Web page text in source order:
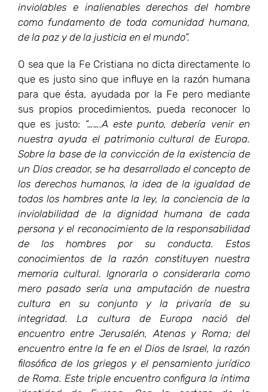
inviolables e inalienables derechos del hombre
como fundamento de toda comunidad humana,
de la paz y de la justicia en el mundo”.
O sea que la Fe Cristiana no dicta directamente lo
que es justo sino que influye en la razón humana
para que ésta, ayudada por la Fe pero mediante
sus propios procedimientos, pueda reconocer lo
que es justo: “…….A este punto, debería venir en
nuestra ayuda el patrimonio cultural de Europa.
Sobre la base de la convicción de la existencia de
un Dios creador, se ha desarrollado el concepto de
los derechos humanos, la idea de la igualdad de
todos los hombres ante la ley, la conciencia de la
inviolabilidad de la dignidad humana de cada
persona y el reconocimiento de la responsabilidad
de los hombres por su conducta. Estos
conocimientos de la razón constituyen nuestra
memoria cultural. Ignorarla o considerarla como
mero pasado sería una amputación de nuestra
cultura en su conjunto y la privaría de su
integridad. La cultura de Europa nació del
encuentro entre Jerusalén, Atenas y Roma; del
encuentro entre la fe en el Dios de Israel, la razón
filosófica de los griegos y el pensamiento jurídico
de Roma. Este triple encuentro configura la íntima